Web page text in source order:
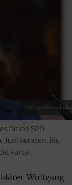
Foto: pro/Anna Lutz
für die SPD
Juni beraten. Bis
Partei.
Wolfgang